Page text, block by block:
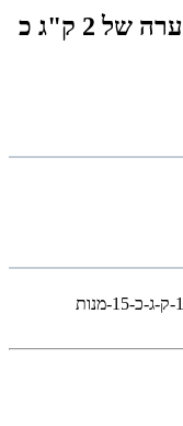
סלט שעועית ירוקה ופטריות קערה של 2 ק"ג כ